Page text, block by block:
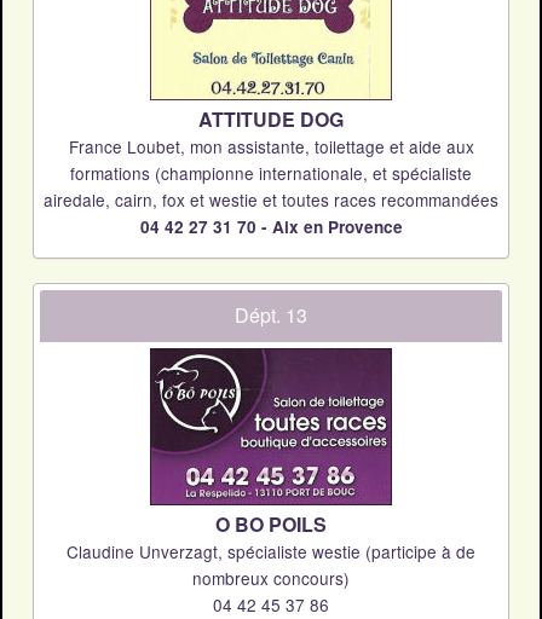
ATTITUDE DOG
France Loubet, mon assistante, toilettage et aide aux
formations (championne internationale, et spécialiste
airedale, cairn, fox et westie et toutes races recommandées
04 42 27 31 70 - Aix en Provence
Dépt. 13
O BO POILS
Claudine Unverzagt, spécialiste westie (participe à de
nombreux concours)
04 42 45 37 86